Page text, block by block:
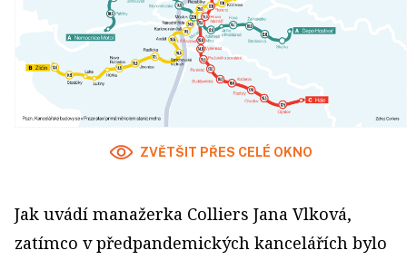
ZVĚTŠIT PŘES CELÉ OKNO
Jak uvádí manažerka Colliers Jana Vlková,
zatímco v předpandemických kancelářích bylo